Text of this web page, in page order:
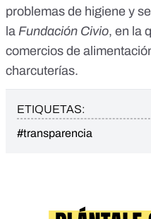
problemas de higiene y
la Fundación Civio, en la
comercios de
charcuterías.
ETIQUETAS:
#transparencia